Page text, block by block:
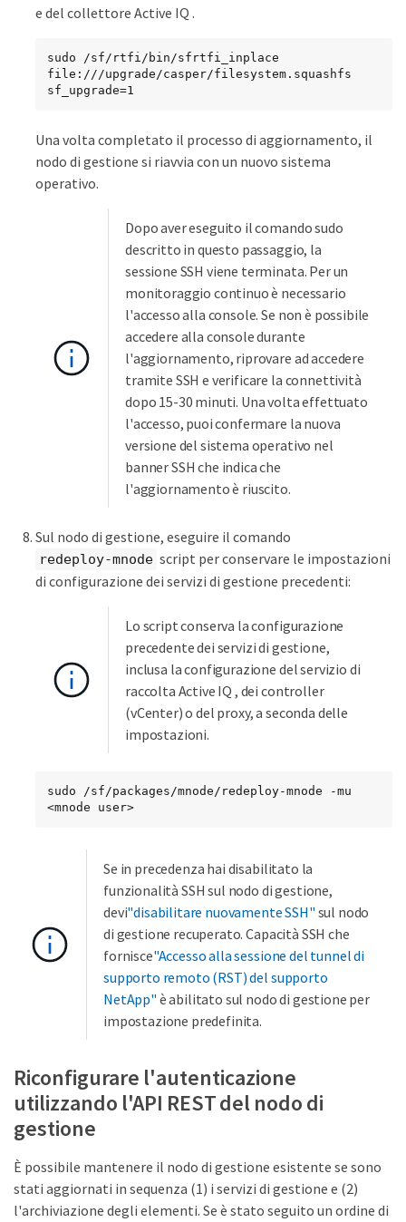
e del collettore Active IQ .
sudo /sf/rtfi/bin/sfrtfi_inplace
file:///upgrade/casper/filesystem.squashfs
sf_upgrade=1
Una volta completato il processo di aggiornamento, il
nodo di gestione si riavvia con un nuovo sistema
operativo.
Dopo aver eseguito il comando sudo
descritto in questo passaggio, la
sessione SSH viene terminata. Per un
monitoraggio continuo è necessario
l'accesso alla console. Se non è possibile
accedere alla console durante
l'aggiornamento, riprovare ad accedere
tramite SSH e verificare la connettività
dopo 15-30 minuti. Una volta effettuato
l'accesso, puoi confermare la nuova
versione del sistema operativo nel
banner SSH che indica che
l'aggiornamento è riuscito.
Sul nodo di gestione, eseguire il comando
redeploy-mnode script per conservare le impostazioni
di configurazione dei servizi di gestione precedenti:
Lo script conserva la configurazione
precedente dei servizi di gestione,
inclusa la configurazione del servizio di
raccolta Active IQ , dei controller
(vCenter) o del proxy, a seconda delle
impostazioni.
sudo /sf/packages/mnode/redeploy-mnode -mu
<mnode user>
Se in precedenza hai disabilitato la
funzionalità SSH sul nodo di gestione,
devi"disabilitare nuovamente SSH" sul nodo
di gestione recuperato. Capacità SSH che
fornisce"Accesso alla sessione del tunnel di
supporto remoto (RST) del supporto
NetApp" è abilitato sul nodo di gestione per
impostazione predefinita.
Riconfigurare l'autenticazione
utilizzando l'API REST del nodo di
gestione
È possibile mantenere il nodo di gestione esistente se sono
stati aggiornati in sequenza (1) i servizi di gestione e (2)
l'archiviazione degli elementi. Se è stato seguito un ordine di